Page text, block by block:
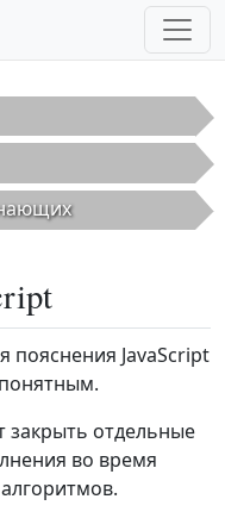
пояснения JavaScript
закрыть отдельные
во время